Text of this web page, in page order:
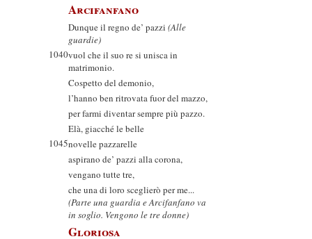
Arcifanfano
Dunque il regno de’ pazzi (Alle
guardie)
1040vuol che il suo re si unisca in
matrimonio.
Cospetto del demonio,
l’hanno ben ritrovata fuor del mazzo,
per farmi diventar sempre più pazzo.
Elà, giacché le belle
1045novelle pazzarelle
aspirano de’ pazzi alla corona,
vengano tutte tre,
che una di loro sceglierò per me...
(Parte una guardia e Arcifanfano va
in soglio. Vengono le tre donne)
Gloriosa